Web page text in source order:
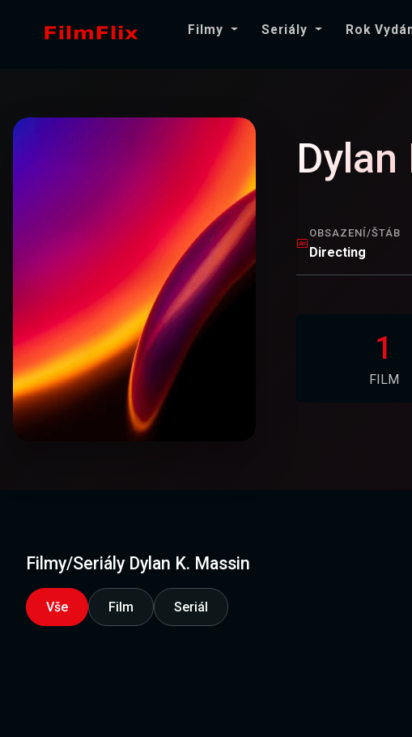
Filmy Seriály Rok
OBSAZENÍ/ŠTÁB
Directing
1
FILM
Filmy/Seriály Dylan K. Massin
Vše Film Seriál